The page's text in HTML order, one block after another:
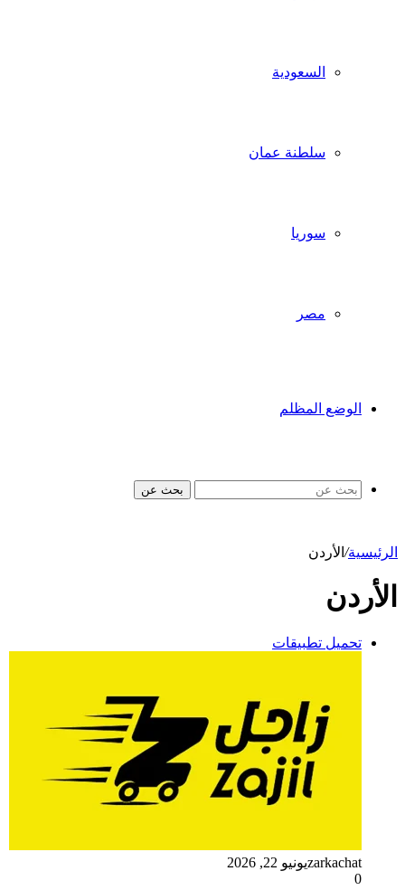
السعودية
سلطنة عمان
سوريا
مصر
الوضع المظلم
بحث عن
الرئيسية/ الأردن
الأردن
تحميل تطبيقات
zarkachatيونيو 22, 2026
0